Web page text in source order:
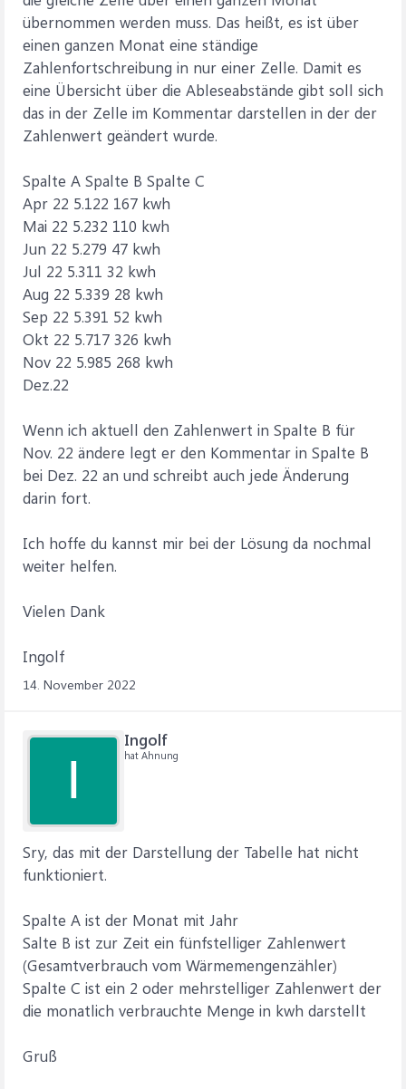
übernommen werden muss. Das heißt, es ist über
einen ganzen Monat eine ständige
Zahlenfortschreibung in nur einer Zelle. Damit es
eine Übersicht über die Ableseabstände gibt soll sich
das in der Zelle im Kommentar darstellen in der der
Zahlenwert geändert wurde.
Spalte A Spalte B Spalte C
Apr 22 5.122 167 kwh
Mai 22 5.232 110 kwh
Jun 22 5.279 47 kwh
Jul 22 5.311 32 kwh
Aug 22 5.339 28 kwh
Sep 22 5.391 52 kwh
Okt 22 5.717 326 kwh
Nov 22 5.985 268 kwh
Dez.22
Wenn ich aktuell den Zahlenwert in Spalte B für
Nov. 22 ändere legt er den Kommentar in Spalte B
bei Dez. 22 an und schreibt auch jede Änderung
darin fort.
Ich hoffe du kannst mir bei der Lösung da nochmal
weiter helfen.
Vielen Dank
Ingolf
14. November 2022
I
Ingolf
hat Ahnung
Sry, das mit der Darstellung der Tabelle hat nicht
funktioniert.
Spalte A ist der Monat mit Jahr
Salte B ist zur Zeit ein fünfstelliger Zahlenwert
(Gesamtverbrauch vom Wärmemengenzähler)
Spalte C ist ein 2 oder mehrstelliger Zahlenwert der
die monatlich verbrauchte Menge in kwh darstellt
Gruß